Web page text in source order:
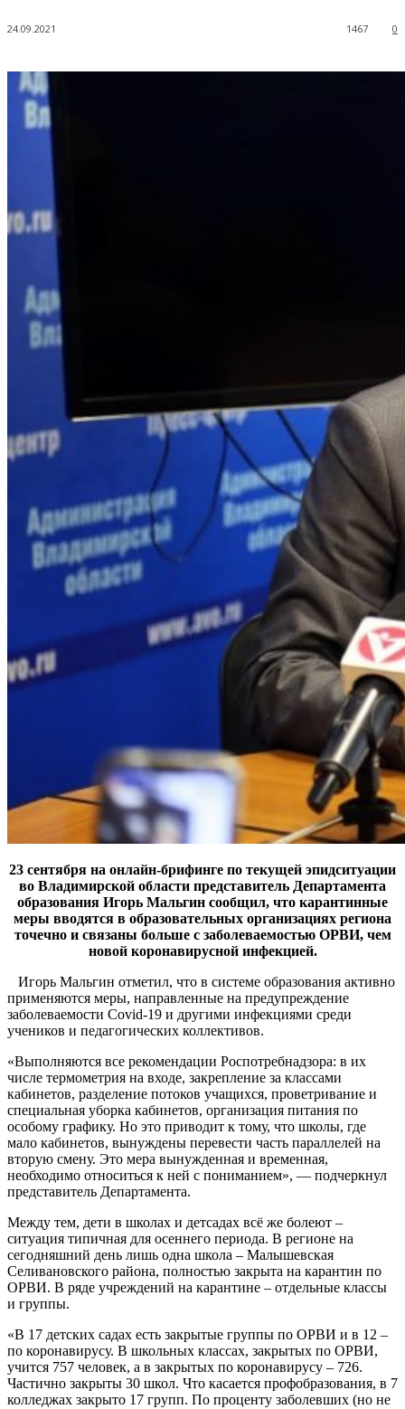
24.09.2021 0
1467
23 сентября на онлайн-брифинге по текущей эпидситуации
во Владимирской области представитель Департамента
образования Игорь Мальгин сообщил, что карантинные
меры вводятся в образовательных организациях региона
точечно и связаны больше с заболеваемостью ОРВИ, чем
новой коронавирусной инфекцией.
Игорь Мальгин отметил, что в системе образования активно
применяются меры, направленные на предупреждение
заболеваемости Covid-19 и другими инфекциями среди
учеников и педагогических коллективов.
«Выполняются все рекомендации Роспотребнадзора: в их
числе термометрия на входе, закрепление за классами
кабинетов, разделение потоков учащихся, проветривание и
специальная уборка кабинетов, организация питания по
особому графику. Но это приводит к тому, что школы, где
мало кабинетов, вынуждены перевести часть параллелей на
вторую смену. Это мера вынужденная и временная,
необходимо относиться к ней с пониманием», — подчеркнул
представитель Департамента.
Между тем, дети в школах и детсадах всё же болеют –
ситуация типичная для осеннего периода. В регионе на
сегодняшний день лишь одна школа – Малышевская
Селивановского района, полностью закрыта на карантин по
ОРВИ. В ряде учреждений на карантине – отдельные классы
и группы.
«В 17 детских садах есть закрытые группы по ОРВИ и в 12 –
по коронавирусу. В школьных классах, закрытых по ОРВИ,
учится 757 человек, а в закрытых по коронавирусу – 726.
Частично закрыты 30 школ. Что касается профобразования, в 7
колледжах закрыто 17 групп. По проценту заболевших (но не